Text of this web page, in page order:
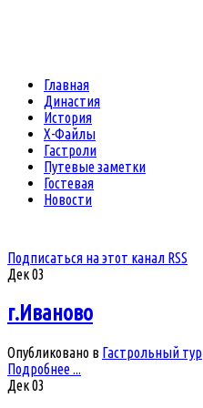
Главная
Династия
История
Х-Файлы
Гастроли
Путевые заметки
Гостевая
Новости
Подписаться на этот канал RSS
Дек03
г.Иваново
Опубликовано в Гастрольный тур
Подробнее ...
Дек03